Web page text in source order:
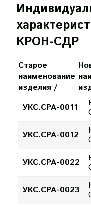
КРОН-СДР
Старое
наименование
изделия /
УКС.СРА-0011
УКС.СРА-0012
УКС.СРА-0022
УКС.СРА-0023